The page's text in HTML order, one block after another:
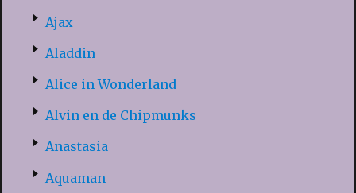
Ajax
Aladdin
Alice in Wonderland
Alvin en de Chipmunks
Anastasia
Aquaman